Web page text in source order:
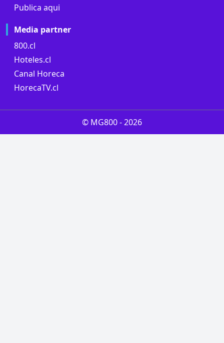
Publica aqui
Media partner
800.cl
Hoteles.cl
Canal Horeca
HorecaTV.cl
© MG800 -2026